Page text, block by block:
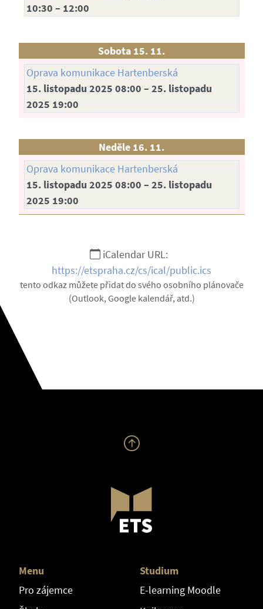
10:30 – 12:00
Sobota 15. 11.
Oprava komunikace Hartenberská
15. listopadu 2025 08:00 – 25. listopadu
2025 19:00
Neděle 16. 11.
Oprava komunikace Hartenberská
15. listopadu 2025 08:00 – 25. listopadu
2025 19:00
iCalendar URL:
https://etspraha.cz/cs/ical/public.ics
tento odkaz můžete přidat do svého osobního plánovače
(Outlook, Google kalendář, atd.)
Menu
Pro zájemce
Studium
E-learning Moodle